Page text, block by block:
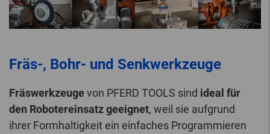
Fräs-, Bohr- und Senkwerkzeuge
Fräswerkzeugevon PFERD TOOLS sind ideal für
den Robotereinsatz geeignet, weil sie aufgrund
ihrer Formhaltigkeit ein einfaches Programmieren